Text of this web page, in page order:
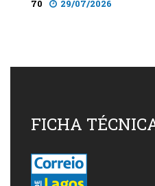
70 29/07/2026
FICHA